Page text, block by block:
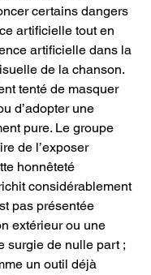
certains dangers
artificielle tout en
artificielle dans la
de la chanson.
tenté de masquer
d’adopter une
pure. Le groupe
de l’exposer
honnêteté
considérablement
pas présentée
extérieur ou une
surgie de nulle part ;
un outil déjà